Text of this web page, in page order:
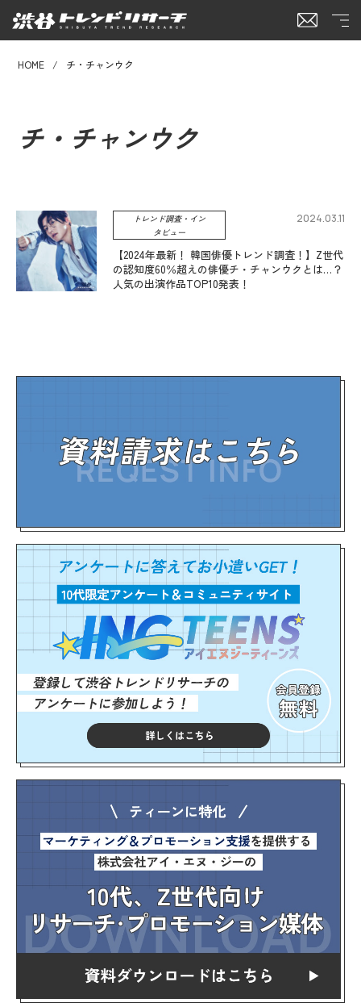
HOME チ・チャンウク
チ・チャンウク
トレンド調査・イン
タビュー
2024.03.11
【2024年最新！ 韓国俳優トレンド調査！】Z世代
の認知度60％超えの俳優チ・チャンウクとは…？
人気の出演作品TOP10発表！